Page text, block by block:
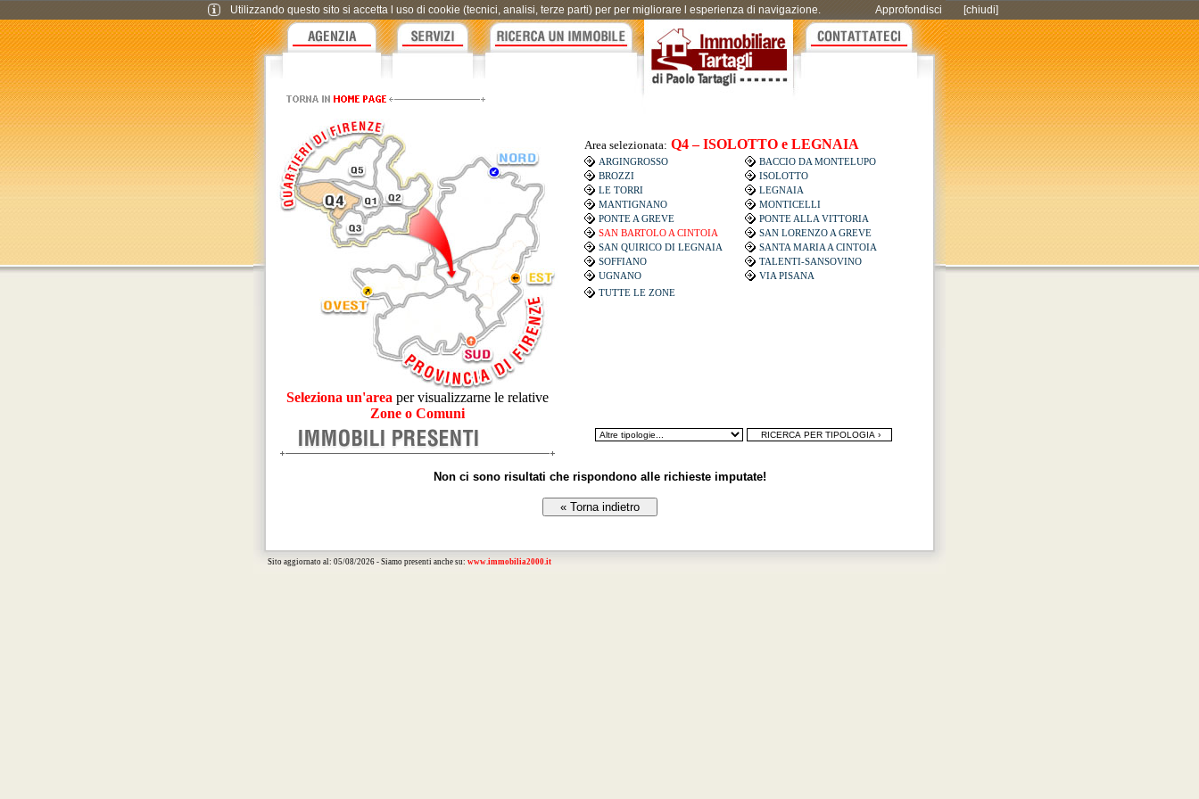
Seleziona un'area per visualizzarne le relative
Zone o Comuni
Area selezionata: Q4 – ISOLOTTO e LEGNAIA
ARGINGROSSO
BACCIO DA MONTELUPO
BROZZI
ISOLOTTO
LE TORRI
LEGNAIA
MANTIGNANO
MONTICELLI
PONTE A GREVE
PONTE ALLA VITTORIA
SAN BARTOLO A CINTOIA
SAN LORENZO A GREVE
SAN QUIRICO DI LEGNAIA
SANTA MARIA A CINTOIA
SOFFIANO
TALENTI-SANSOVINO
UGNANO
VIA PISANA
TUTTE LE ZONE
Non ci sono risultati che rispondono alle richieste imputate!
Sito aggiornato al: 05/08/2026 - Siamo presenti anche su: www.immobilia2000.it
Utilizzando questo sito si accetta l uso di cookie (tecnici, analisi, terze parti) per per migliorare l esperienza di navigazione. Approfondisci [chiudi]